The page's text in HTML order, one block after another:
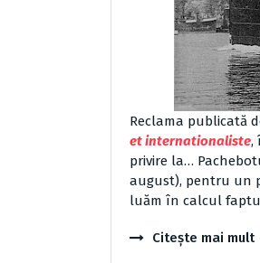
Reclama publicată
et internationaliste,
privire la…
august), pentru un
luăm în calcul faptul
Citește mai mult